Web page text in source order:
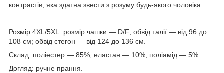
контрастів, яка здатна звести з розуму будь-якого чоловіка.
Розмір 4XL/5XL: розмір чашки — D/F; обвід талії — від 96 до
108 см; обвід стегон — від 124 до 136 см.
Склад: поліестер — 85%; еластан — 10%; поліамід — 5%.
Догляд: ручне прання.